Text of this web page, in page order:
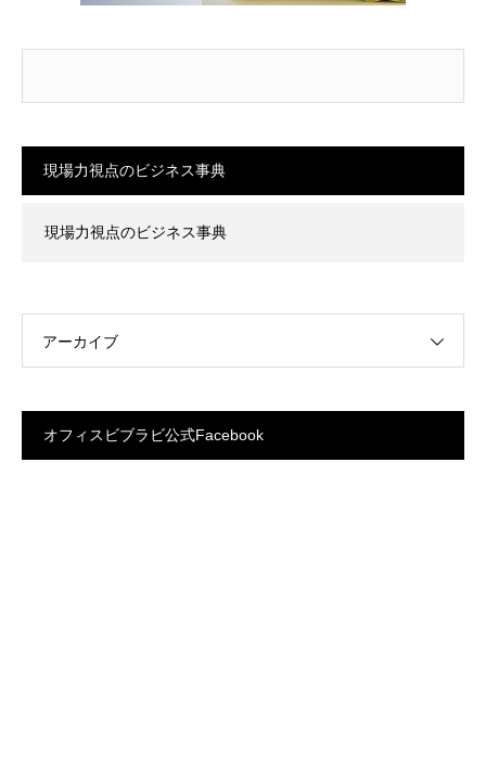
現場力視点のビジネス事典
現場力視点のビジネス事典
アーカイブ
オフィスビブラビ公式Facebook